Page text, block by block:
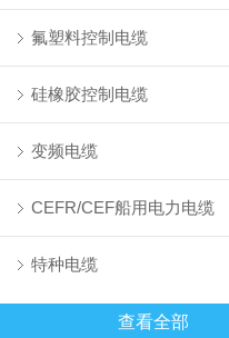
氟塑料控制电缆
硅橡胶控制电缆
变频电缆
CEFR/CEF船用电力电缆
特种电缆
查看全部